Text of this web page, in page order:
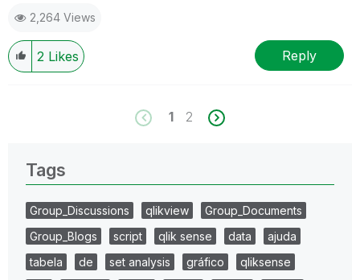
2,264 Views
2 Likes Reply
1 2
Tags
Group_Discussions qlikview
Group_Documents
Group_Blogs
script qlik sense data
ajuda
tabela
de set analysis gráfico
qliksense